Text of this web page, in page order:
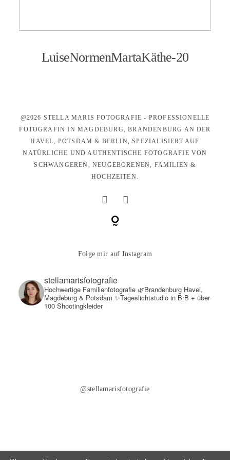
LuiseNormenMartaKäthe-20
@2026 STELLA MARIS FOTOGRAFIE - PROFESSIONELLE
FOTOGRAFIN IN MAGDEBURG, BRANDENBURG AN DER
HAVEL, POTSDAM & BERLIN, SPEZIALISIERT AUF
NATÜRLICHE UND AUTHENTISCHE FOTOGRAFIE VON
SCHWANGEREN, NEUGEBORENEN, FAMILIEN &
HOCHZEITEN.
Folge mir auf Instagram
@stellamarisfotografie
stellamarisfotografie
Hochwertige Familienfotografie🌿Brandenburg Havel,
Magdeburg & Potsdam ✨Tageslichtstudio in BrB + über
100 Shootingkleider